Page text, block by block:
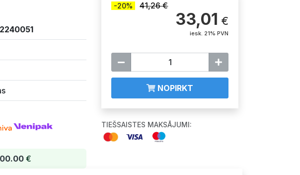
€
-20% 41,26 €
33,01 €
iesk. 21% PVN
NOPIRKT
TIEŠSAISTES MAKSĀJUMI: